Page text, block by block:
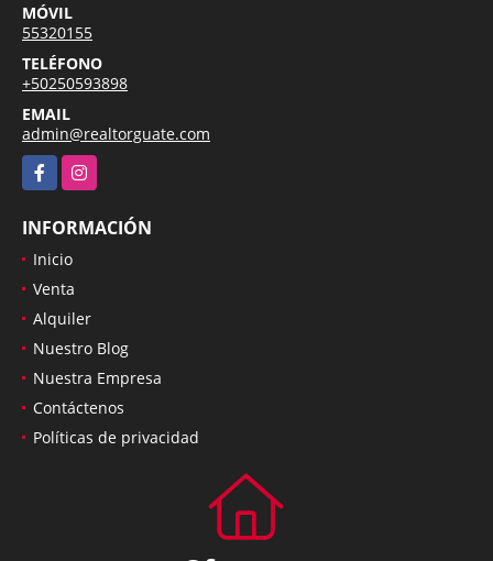
MÓVIL
55320155
TELÉFONO
+50250593898
EMAIL
admin@realtorguate.com
FacebookInstagram
INFORMACIÓN
Inicio
Venta
Alquiler
Nuestro Blog
Nuestra Empresa
Contáctenos
Políticas de privacidad